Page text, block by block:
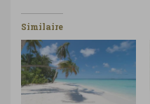
Similaire